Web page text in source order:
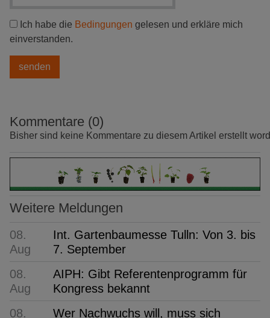
Ich habe die Bedingungen gelesen und erkläre mich
einverstanden.
Kommentare (0)
Bisher sind keine Kommentare zu diesem Artikel erstellt
Weitere Meldungen
08.
Aug
Int. Gartenbaumesse Tulln: Von 3. bis
7. September
08.
Aug
AIPH: Gibt Referentenprogramm für
Kongress bekannt
08.
Wer Nachwuchs will, muss sich